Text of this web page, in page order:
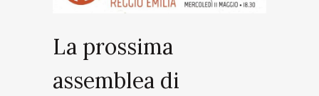
La prossima
assemblea di